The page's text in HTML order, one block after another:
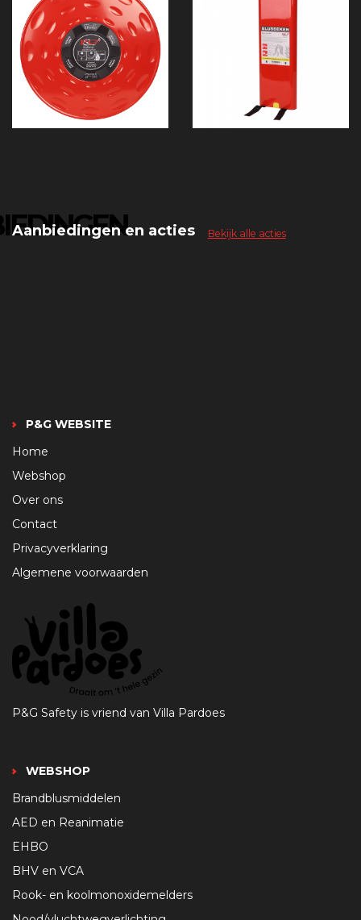
Aanbiedingen en acties Bekijk alle acties
P&G WEBSITE
Home
Webshop
Over ons
Contact
Privacyverklaring
Algemene voorwaarden
P&G Safety is vriend van Villa Pardoes
WEBSHOP
Brandblusmiddelen
AED en Reanimatie
EHBO
BHV en VCA
Rook- en koolmonoxidemelders